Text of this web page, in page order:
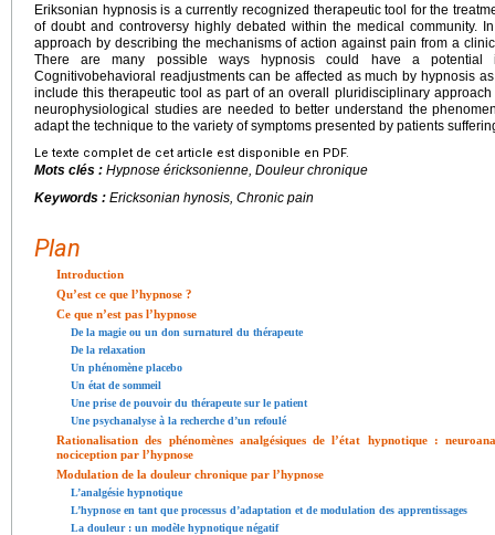
Eriksonian hypnosis is a currently recognized therapeutic tool for the
of doubt and controversy highly debated within the medical community.
approach by describing the mechanisms of action against pain from a
There are many possible ways hypnosis could have a potential
Cognitivobehavioral readjustments can be affected as much by hypnosis
include this therapeutic tool as part of an overall pluridisciplinary
neurophysiological studies are needed to better understand the
adapt the technique to the variety of symptoms presented by patients
Le texte complet de cet article est disponible en PDF.
Mots clés : Hypnose éricksonienne, Douleur chronique
Keywords : Ericksonian hynosis, Chronic pain
Plan
Introduction
Qu’est ce que l’hypnose ?
Ce que n’est pas l’hypnose
De la magie ou un don surnaturel du thérapeute
De la relaxation
Un phénomène placebo
Un état de sommeil
Une prise de pouvoir du thérapeute sur le patient
Une psychanalyse à la recherche d’un refoulé
Rationalisation des phénomènes analgésiques de l’état hypnotique :
nociception par l’hypnose
Modulation de la douleur chronique par l’hypnose
L’analgésie hypnotique
L’hypnose en tant que processus d’adaptation et de modulation des apprentissages
La douleur : un modèle hypnotique négatif